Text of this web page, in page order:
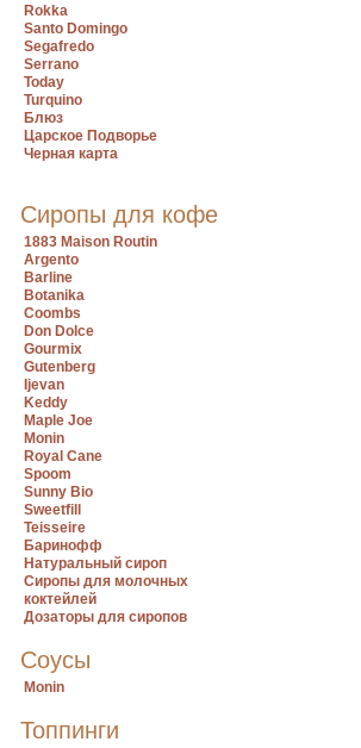
Rokka
Santo Domingo
Segafredo
Serrano
Today
Turquino
Блюз
Царское Подворье
Черная карта
Сиропы для кофе
1883 Maison Routin
Argento
Barline
Botanika
Coombs
Don Dolce
Gourmix
Gutenberg
Ijevan
Keddy
Maple Joe
Monin
Royal Cane
Spoom
Sunny Bio
Sweetfill
Teisseire
Баринофф
Натуральный сироп
Сиропы для молочных
коктейлей
Дозаторы для сиропов
Соусы
Monin
Топпинги